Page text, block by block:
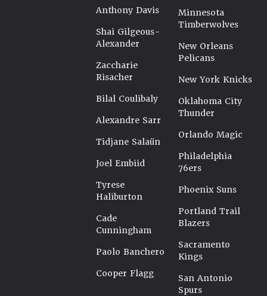
Anthony Davis
Shai Gilgeous-
Alexander
Zaccharie
Risacher
Bilal Coulibaly
Alexandre Sarr
Tidjane Salaün
Joel Embiid
Tyrese
Haliburton
Cade
Cunningham
Paolo Banchero
Cooper Flagg
Minnesota
Timberwolves
New Orleans
Pelicans
New York Knicks
Oklahoma City
Thunder
Orlando Magic
Philadelphia
76ers
Phoenix Suns
Portland Trail
Blazers
Sacramento
Kings
San Antonio
Spurs